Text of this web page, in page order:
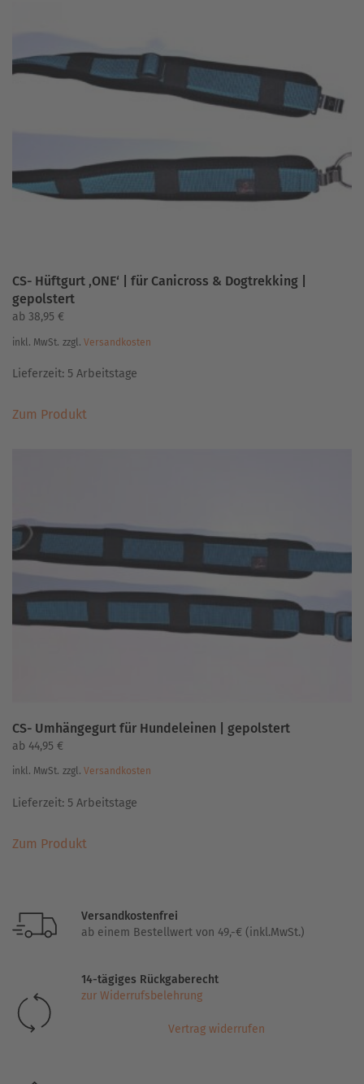
Die
Optionen
Produktseite
werden
CS- Hüftgurt ‚ONE‘ | für Canicross & Dogtrekking |
gepolstert
ab 38,95 €
inkl. MwSt. zzgl. Versandkosten
Lieferzeit: 5 Arbeitstage
Zum ProduktProdukt
Optionen
können
der
gewählt
CS- Umhängegurt für Hundeleinen | gepolstert
ab 44,95 €
inkl. MwSt. zzgl. Versandkosten
Lieferzeit: 5 Arbeitstage
Zum ProduktProdukt
auf.
können
auf
Versandkostenfrei
ab einem Bestellwert von 49,-€ (inkl.MwSt.)
14-tägiges Rückgaberecht
zur Widerrufsbelehrung
Vertrag widerrufen